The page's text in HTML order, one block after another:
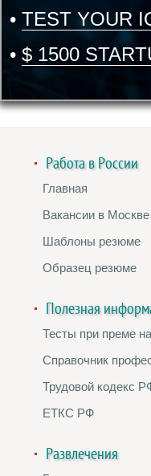
• TEST YOUR
• $ 1500
Работа в России
Главная
Вакансии в Москве
Шаблоны резюме
Образец резюме
Полезная
Тесты при преме
Справочник
Трудовой кодекс
ЕТКС РФ
Развлечения